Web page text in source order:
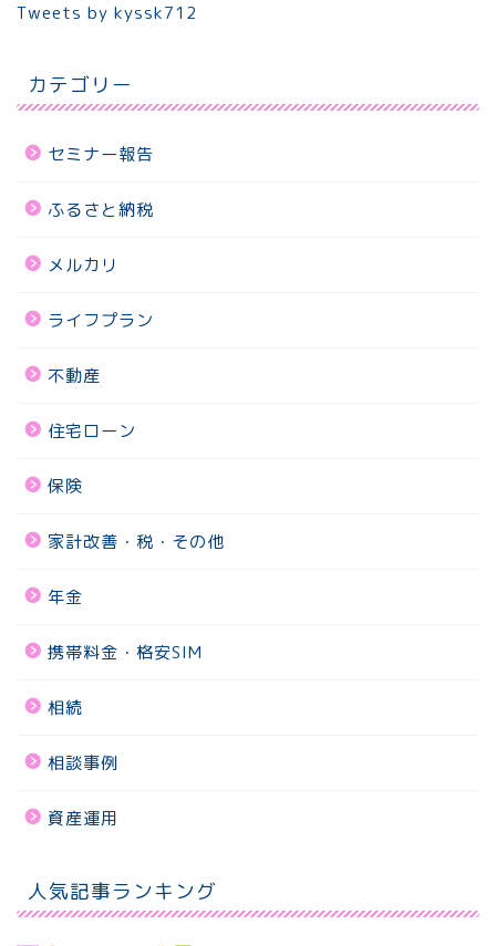
Tweets by kyssk712
カテゴリー
セミナー報告
ふるさと納税
メルカリ
ライフプラン
不動産
住宅ローン
保険
家計改善・税・その他
年金
携帯料金・格安SIM
相続
相談事例
資産運用
人気記事ランキング